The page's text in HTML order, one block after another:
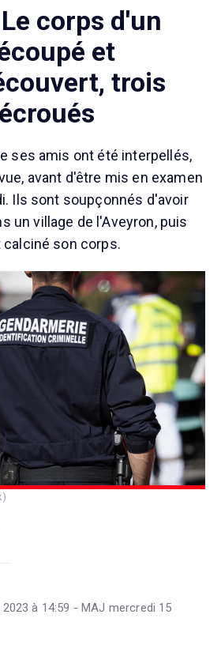
corps d'un
et
trois
ses amis ont été interpellés,
avant d'être mis en examen
Ils sont soupçonnés d'avoir
un village de l'Aveyron, puis
son corps.
à 14:59 - MAJ mercredi 15